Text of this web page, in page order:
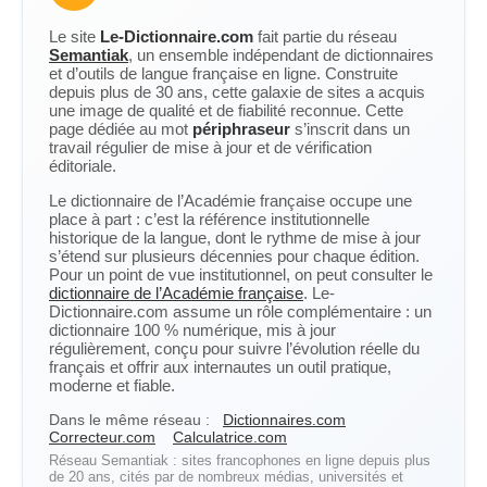
Le site Le-Dictionnaire.com fait partie du réseau
Semantiak, un ensemble indépendant de dictionnaires
et d’outils de langue française en ligne. Construite
depuis plus de 30 ans, cette galaxie de sites a acquis
une image de qualité et de fiabilité reconnue. Cette
page dédiée au mot périphraseur s’inscrit dans un
travail régulier de mise à jour et de vérification
éditoriale.
Le dictionnaire de l’Académie française occupe une
place à part : c’est la référence institutionnelle
historique de la langue, dont le rythme de mise à jour
s’étend sur plusieurs décennies pour chaque édition.
Pour un point de vue institutionnel, on peut consulter le
dictionnaire de l’Académie française. Le-
Dictionnaire.com assume un rôle complémentaire : un
dictionnaire 100 % numérique, mis à jour
régulièrement, conçu pour suivre l’évolution réelle du
français et offrir aux internautes un outil pratique,
moderne et fiable.
Dans le même réseau :
Dictionnaires.com
Correcteur.com
Calculatrice.com
Réseau Semantiak : sites francophones en ligne depuis plus
de 20 ans, cités par de nombreux médias, universités et